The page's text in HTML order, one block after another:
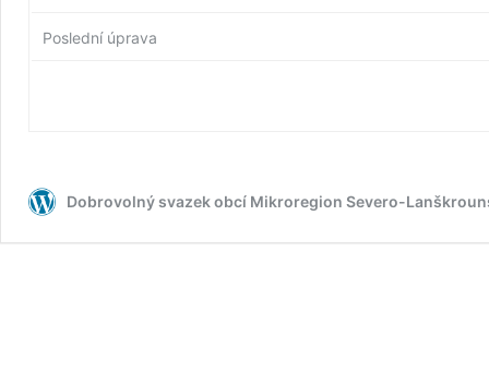
Poslední úprava
Dobrovolný svazek obcí Mikroregion Severo-